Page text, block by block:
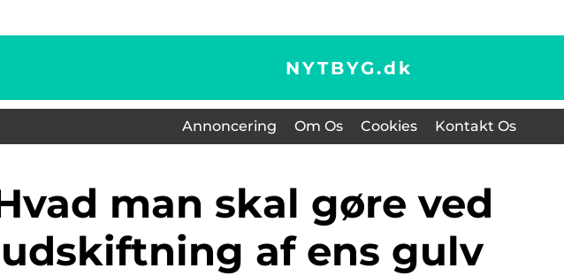
NYTBYG.dk
Annoncering Om Os Cookies Kontakt Os
gøre ved
udskiftning af ens gulv